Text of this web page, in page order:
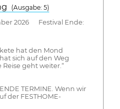
(Ausgabe: 5)
2026 Festival Ende:
hat den Mond
sich auf den Weg
geht weiter.“
TERMINE. Wenn wir
der FESTHOME-